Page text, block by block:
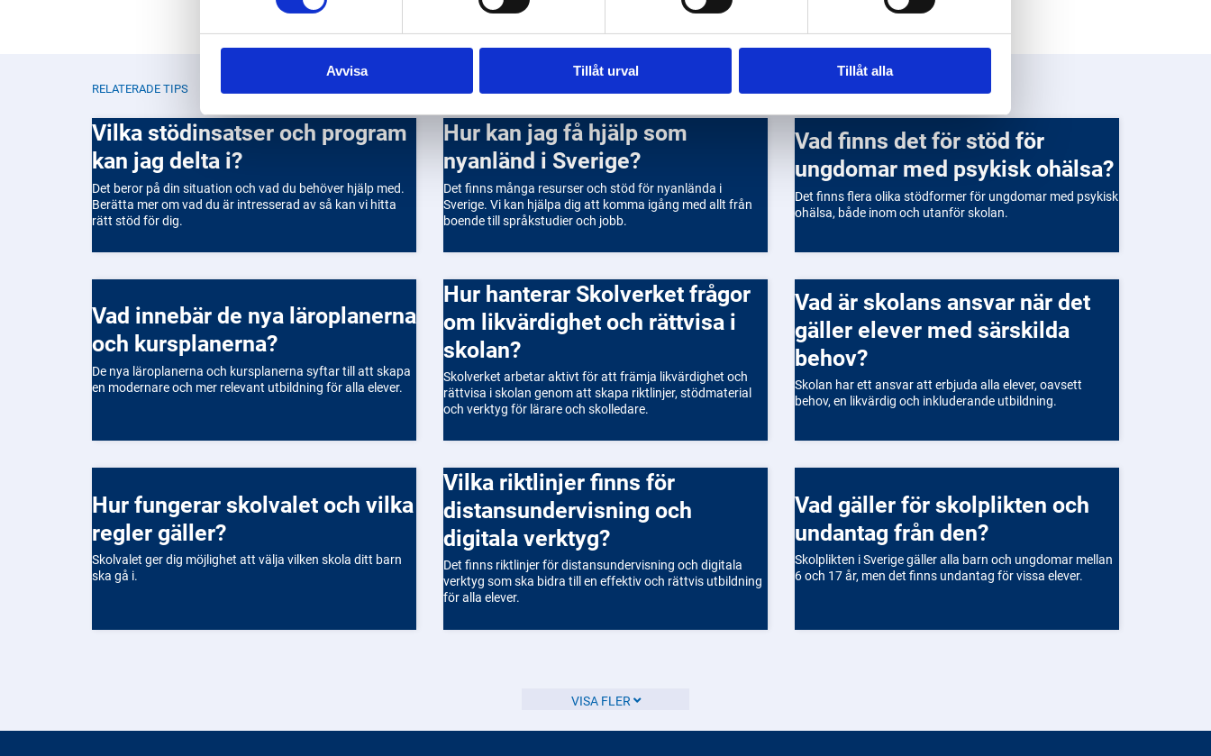
Avvisa Tillåt urval Tillåt alla
RELATERADE TIPS
Vilka stödinsatser och program
kan jag delta i?
Det beror på din situation och vad du behöver hjälp med.
Berätta mer om vad du är intresserad av så kan vi hitta
rätt stöd för dig.
Hur kan jag få hjälp som
nyanländ i Sverige?
Det finns många resurser och stöd för nyanlända i
Sverige. Vi kan hjälpa dig att komma igång med allt från
boende till språkstudier och jobb.
Vad finns det för stöd för
ungdomar med psykisk ohälsa?
Det finns flera olika stödformer för ungdomar med psykisk
ohälsa, både inom och utanför skolan.
Vad innebär de nya läroplanerna
och kursplanerna?
De nya läroplanerna och kursplanerna syftar till att skapa
en modernare och mer relevant utbildning för alla elever.
Hur hanterar Skolverket frågor
om likvärdighet och rättvisa i
skolan?
Skolverket arbetar aktivt för att främja likvärdighet och
rättvisa i skolan genom att skapa riktlinjer, stödmaterial
och verktyg för lärare och skolledare.
Vad är skolans ansvar när det
gäller elever med särskilda
behov?
Skolan har ett ansvar att erbjuda alla elever, oavsett
behov, en likvärdig och inkluderande utbildning.
Hur fungerar skolvalet och vilka
regler gäller?
Skolvalet ger dig möjlighet att välja vilken skola ditt barn
ska gå i.
Vilka riktlinjer finns för
distansundervisning och
digitala verktyg?
Det finns riktlinjer för distansundervisning och digitala
verktyg som ska bidra till en effektiv och rättvis utbildning
för alla elever.
Vad gäller för skolplikten och
undantag från den?
Skolplikten i Sverige gäller alla barn och ungdomar mellan
6 och 17 år, men det finns undantag för vissa elever.
VISA FLER